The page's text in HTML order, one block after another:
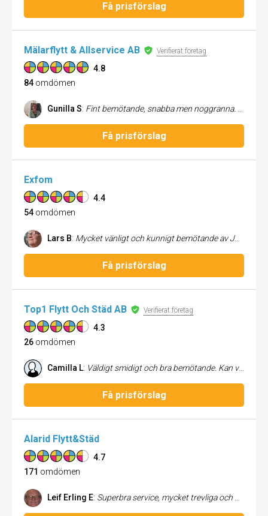
Få prisförslag
Mälarflytt & Allservice AB Verifierat företag
4.8
84 omdömen
Gunilla S: Fint bemötande, snabba men noggranna. Flytt av möbler och kartonger
Få prisförslag
Exfom
4.4
54 omdömen
Lars B: Mycket vänligt och kunnigt bemötande av Julia Stenbacka vid vår första telefonkontakt. Sedan proffsigt utförd flytthjälp mellan flera adresser i Västerås. Petters fenomenala backning via 100 meter trång kurvig bakgård med stor lastbil imponerade. Hela jobbet utfördes fint, positivt, lugnt o metodiskt. Trots tunga lyft i spiraltrappa, fyra våningar, var deras humör vänligt och socialt. Det sista lyftet för dagen var en stor garderob som visade sig behövas demonteras och monteras inne i lägenheten. Inte ens det påverkade dessa grabbars fina laganda. Varmt tack Petter, Micke, Kerry:)
Få prisförslag
Top1 Flytt Och Städ AB Verifierat företag
4.3
26 omdömen
Camilla L: Väldigt smidigt och bra bemötande. Kan varmt rekommendera dom.
Få prisförslag
Alarid Flytt&Städ
4.7
171 omdömen
Leif Erling E: Superbra service, mycket trevliga och duktiga killar. Betyg: 10 out of 10. Kan verkligen rekommendera Alarids flytt & städ.